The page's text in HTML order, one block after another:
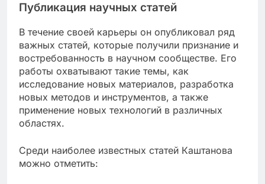
Публикация научных статей
В течение своей карьеры он опубликовал ряд
важных статей, которые получили признание и
востребованность в научном сообществе. Его
работы охватывают такие темы, как
исследование новых материалов, разработка
новых методов и инструментов, а также
применение новых технологий в различных
областях.
Среди наиболее известных статей Каштанова
можно отметить: